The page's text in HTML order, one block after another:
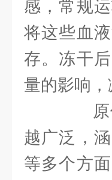
感，常规
将这些血
存。冻干
量的影响
原位
越广泛，
等多个方